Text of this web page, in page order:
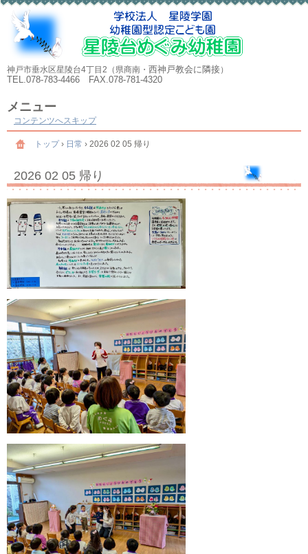
神戸市垂水区星陵台4丁目2（県商南・ 西神戸教会に隣接）
TEL.078-783-4466 FAX.078-781-4320
メニュー
コンテンツへスキップ
トップ › 日常 › 2026 02 05 帰り
2026 02 05 帰り